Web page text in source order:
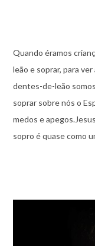
Quando éramos
leão e soprar, para
dentes-de-leão
soprar sobre nós o
medos e
sopro é quase como